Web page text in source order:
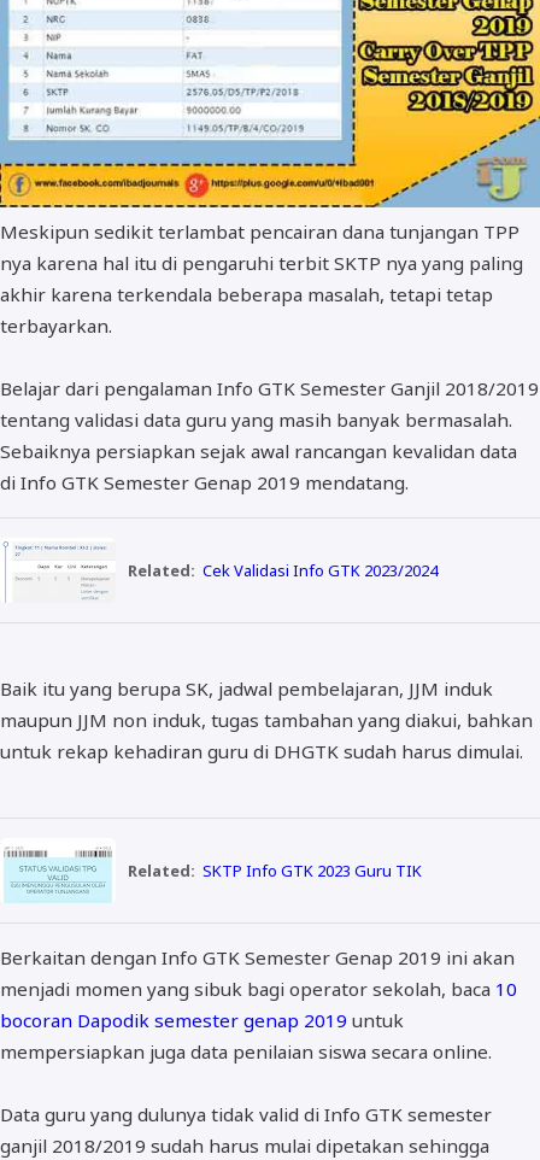
Meskipun sedikit terlambat pencairan dana tunjangan TPP
nya karena hal itu di pengaruhi terbit SKTP nya yang paling
akhir karena terkendala beberapa masalah, tetapi tetap
terbayarkan.
Belajar dari pengalaman Info GTK Semester Ganjil 2018/2019
tentang validasi data guru yang masih banyak bermasalah.
Sebaiknya persiapkan sejak awal rancangan kevalidan data
di Info GTK Semester Genap 2019 mendatang.
Related: Cek Validasi Info GTK 2023/2024
Baik itu yang berupa SK, jadwal pembelajaran, JJM induk
maupun JJM non induk, tugas tambahan yang diakui, bahkan
untuk rekap kehadiran guru di DHGTK sudah harus dimulai.
Related: SKTP Info GTK 2023 Guru TIK
Berkaitan dengan Info GTK Semester Genap 2019 ini akan
menjadi momen yang sibuk bagi operator sekolah, baca 10
bocoran Dapodik semester genap 2019 untuk
mempersiapkan juga data penilaian siswa secara online.
Data guru yang dulunya tidak valid di Info GTK semester
ganjil 2018/2019 sudah harus mulai dipetakan sehingga